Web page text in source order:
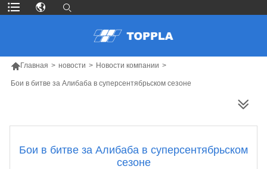
Главная > новости > Новости компании >
Бои в битве за Алибаба в суперсентябрьском сезоне
Бои в битве за Алибаба в суперсентябрьском
сезоне